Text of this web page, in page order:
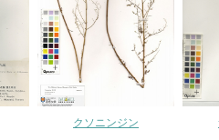
クソニンジン